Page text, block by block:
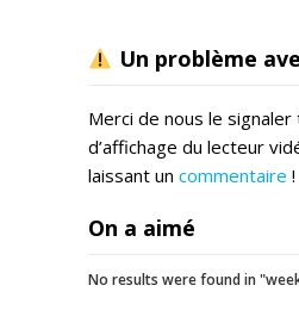
Un problème
Merci de nous le
d’affichage du lecteur
laissant un commentaire !
On a aimé
No results were found in